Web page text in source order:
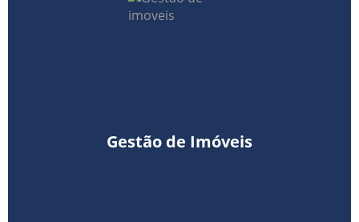
Gestão de Imóveis